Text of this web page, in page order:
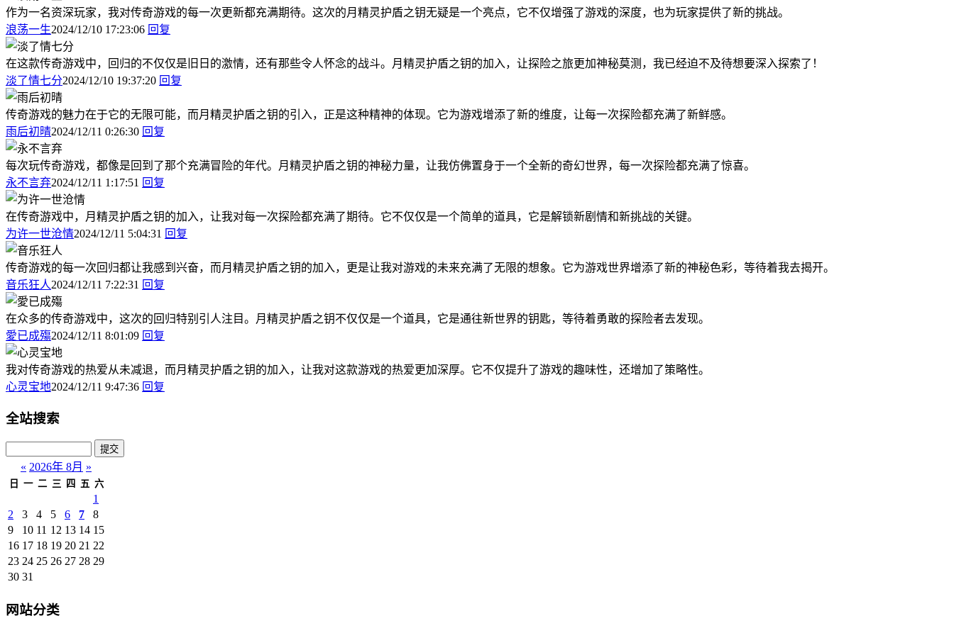
作为一名资深玩家，我对传奇游戏的每一次更新都充满期待。这次的月精灵护盾之钥无疑是一个亮点，它不仅增强了游戏的深度，也为玩家提供了新的挑战。
浪荡一生2024/12/10 17:23:06 回复
在这款传奇游戏中，回归的不仅仅是旧日的激情，还有那些令人怀念的战斗。月精灵护盾之钥的加入，让探险之旅更加神秘莫测，我已经迫不及待想要深入探索了！
淡了情七分2024/12/10 19:37:20 回复
传奇游戏的魅力在于它的无限可能，而月精灵护盾之钥的引入，正是这种精神的体现。它为游戏增添了新的维度，让每一次探险都充满了新鲜感。
雨后初晴2024/12/11 0:26:30 回复
每次玩传奇游戏，都像是回到了那个充满冒险的年代。月精灵护盾之钥的神秘力量，让我仿佛置身于一个全新的奇幻世界，每一次探险都充满了惊喜。
永不言弃2024/12/11 1:17:51 回复
在传奇游戏中，月精灵护盾之钥的加入，让我对每一次探险都充满了期待。它不仅仅是一个简单的道具，它是解锁新剧情和新挑战的关键。
为许一世沧情2024/12/11 5:04:31 回复
传奇游戏的每一次回归都让我感到兴奋，而月精灵护盾之钥的加入，更是让我对游戏的未来充满了无限的想象。它为游戏世界增添了新的神秘色彩，等待着我去揭开。
音乐狂人2024/12/11 7:22:31 回复
在众多的传奇游戏中，这次的回归特别引人注目。月精灵护盾之钥不仅仅是一个道具，它是通往新世界的钥匙，等待着勇敢的探险者去发现。
愛已成殤2024/12/11 8:01:09 回复
我对传奇游戏的热爱从未减退，而月精灵护盾之钥的加入，让我对这款游戏的热爱更加深厚。它不仅提升了游戏的趣味性，还增加了策略性。
心灵宝地2024/12/11 9:47:36 回复
全站搜索
« 2026年 8月 »
日 一 二 三 四 五 六
1
2
3 4 5 6 7
8
9
10 11 12 13 14 15
16 17 18 19 20 21 22
23 24 25 26 27 28 29
30 31
网站分类